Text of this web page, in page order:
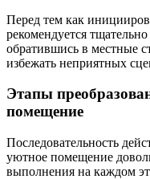
Перед тем как
рекомендуется
обратившись в местные
избежать неприятных
Этапы
помещение
Последовательность
уютное помещение
выполнения на каждом